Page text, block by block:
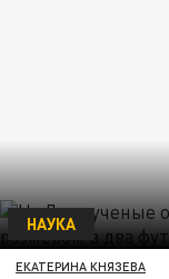
НАУКА
ЕКАТЕРИНА КНЯЗЕВА